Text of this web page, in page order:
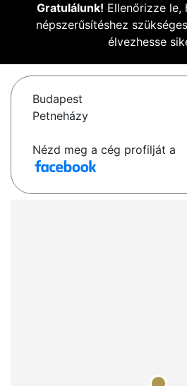
Gratulálunk! Ellenőrizze le,
népszerűsítéshez
élvezhesse
Budapest
Petneházy
Nézd meg a cég profilját a